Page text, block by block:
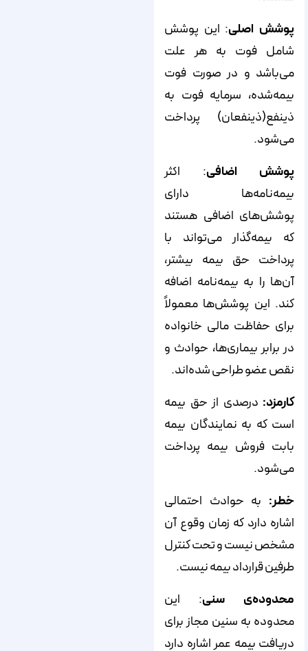
پوشش اصلی: این پوشش
شامل فوت به هر علت
می‌باشد و در صورت فوت
بیمه‌شده، سرمایه فوت به
ذینفع(ذینفعان) پرداخت
می‌شود.
پوشش اضافی: اکثر
بیمه‌نامه‌ها دارای
پوشش‌های اضافی هستند
که بیمه‌گذار می‌تواند با
پرداخت حق بیمه بیشتر،
آن‌ها را به بیمه‌نامه اضافه
کند. این پوشش‌ها معمولاً
برای حفاظت مالی خانواده
در برابر بیماری‌ها، حوادث و
نقص عضو طراحی شده‌اند.
کارمزد: درصدی از حق بیمه
است که به نمایندگان بیمه
بابت فروش بیمه پرداخت
می‌شود.
خطر: به حوادث احتمالی
اشاره دارد که زمان وقوع آن
مشخص نیست و تحت کنترل
طرفین قرارداد بیمه نیست.
محدوده‌ی سنی: این
محدوده به سنین مجاز برای
دریافت بیمه عمر اشاره دارد